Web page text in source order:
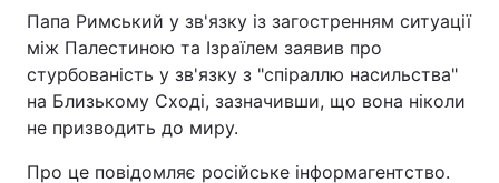
Папа Римський у зв'язку із загостренням ситуації
між Палестиною та Ізраїлем заявив про
стурбованість у зв'язку з "спіраллю насильства"
на Близькому Сході, зазначивши, що вона ніколи
не призводить до миру.
Про це повідомляє російське інформагентство.